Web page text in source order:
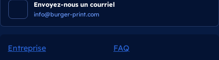
Envoyez-nous un courriel
info@burger-print.com
Entreprise
FAQ